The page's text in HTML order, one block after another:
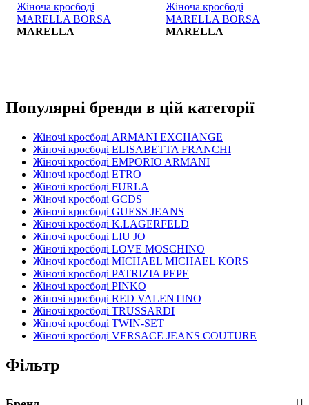
Жіноча кросбоді
MARELLA BORSA
MARELLA
Жіноча кросбоді
MARELLA BORSA
MARELLA
Популярні бренди в цій категорії
Жіночі кросбоді ARMANI EXCHANGE
Жіночі кросбоді ELISABETTA FRANCHI
Жіночі кросбоді EMPORIO ARMANI
Жіночі кросбоді ETRO
Жіночі кросбоді FURLA
Жіночі кросбоді GCDS
Жіночі кросбоді GUESS JEANS
Жіночі кросбоді K.LAGERFELD
Жіночі кросбоді LIU JO
Жіночі кросбоді LOVE MOSCHINO
Жіночі кросбоді MICHAEL MICHAEL KORS
Жіночі кросбоді PATRIZIA PEPE
Жіночі кросбоді PINKO
Жіночі кросбоді RED VALENTINO
Жіночі кросбоді TRUSSARDI
Жіночі кросбоді TWIN-SET
Жіночі кросбоді VERSACE JEANS COUTURE
Фільтр